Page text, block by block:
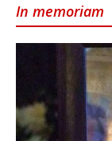
In memoriam